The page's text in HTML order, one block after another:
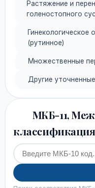
Растяжение и
голеностопного
(рутинное)
Множественные
Другие
МКБ-11,
классификация